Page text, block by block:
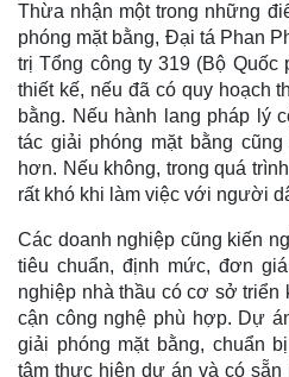
Thừa nhận một trong những
phóng mặt bằng, Đại tá Phan
trị Tổng công ty 319 (Bộ Quốc
thiết kế, nếu đã có quy hoạch
bằng. Nếu hành lang pháp lý
tác giải phóng mặt bằng
hơn. Nếu không, trong quá
rất khó khi làm việc với người
Các doanh nghiệp cũng kiến
tiêu chuẩn, định mức, đơn
nghiệp nhà thầu có cơ sở triển
cận công nghệ phù hợp. Dự
giải phóng mặt bằng, chuẩn
tâm thực hiện dự án và có